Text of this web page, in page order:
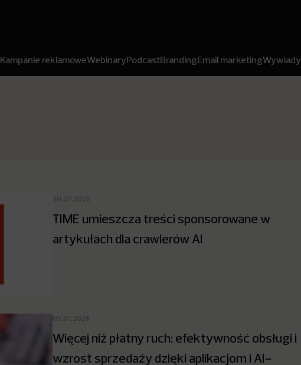
Kampanie reklamoweWebinaryPodcastBrandingEmail marketingWywiady
30.07.2026
TIME umieszcza treści sponsorowane w
artykułach dla crawlerów AI
05.01.2026
Więcej niż płatny ruch: efektywność obsługi i
wzrost sprzedaży dzięki aplikacjom i AI-